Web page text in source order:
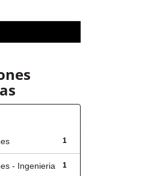
1
1
- Ingenieria